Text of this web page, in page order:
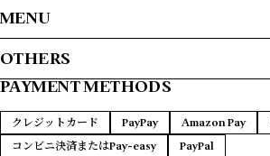
ALL ITEMS
JACKET / BLOUSON
S/S SHIRTS
SWEAT / HOODIE
SWEATER
T-SHIRTS
MENU
HOME
PAYMENT METHODS
FAQ
CONTACT
OTHERS
プライバシーポリシー
特定商取引法に基づく表記
PAYMENT METHODS
クレジットカード PayPay Amazon Pay
コンビニ決済またはPay-easy
PayPal